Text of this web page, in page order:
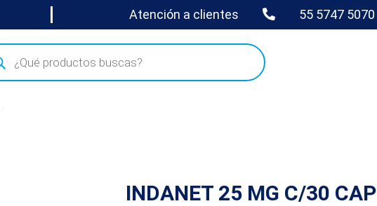
Atención a clientes 55 5747 5070
INDANET 25 MG C/30 CAP